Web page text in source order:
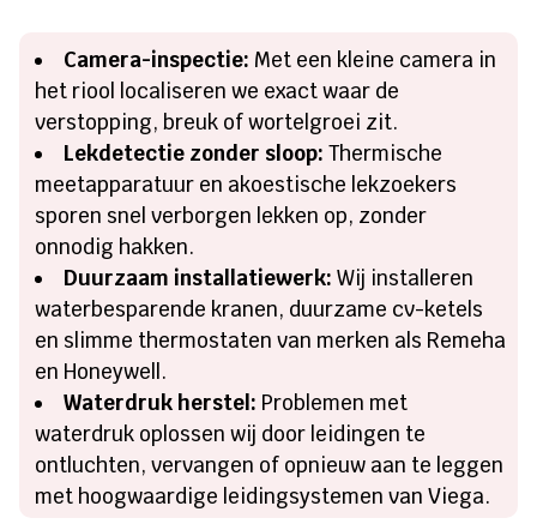
Camera-inspectie: Met een kleine camera in
het riool localiseren we exact waar de
verstopping, breuk of wortelgroei zit.
Lekdetectie zonder sloop: Thermische
meetapparatuur en akoestische lekzoekers
sporen snel verborgen lekken op, zonder
onnodig hakken.
Duurzaam installatiewerk: Wij installeren
waterbesparende kranen, duurzame cv-ketels
en slimme thermostaten van merken als Remeha
en Honeywell.
Waterdruk herstel: Problemen met
waterdruk oplossen wij door leidingen te
ontluchten, vervangen of opnieuw aan te leggen
met hoogwaardige leidingsystemen van Viega.